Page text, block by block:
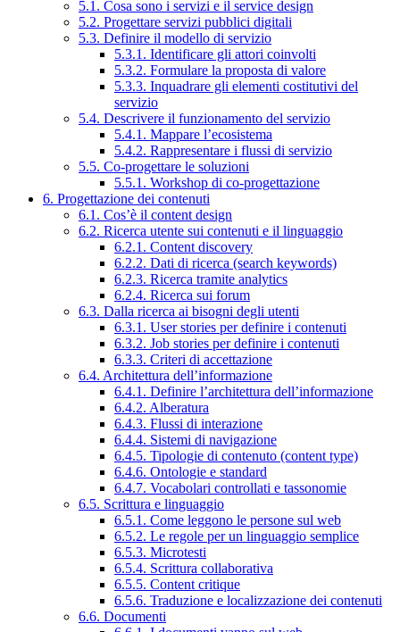
5.1. Cosa sono i servizi e il service design
5.2. Progettare servizi pubblici digitali
5.3. Definire il modello di servizio
5.3.1. Identificare gli attori coinvolti
5.3.2. Formulare la proposta di valore
5.3.3. Inquadrare gli elementi costitutivi del
servizio
5.4. Descrivere il funzionamento del servizio
5.4.1. Mappare l’ecosistema
5.4.2. Rappresentare i flussi di servizio
5.5. Co-progettare le soluzioni
5.5.1. Workshop di co-progettazione
6. Progettazione dei contenuti
6.1. Cos’è il content design
6.2. Ricerca utente sui contenuti e il linguaggio
6.2.1. Content discovery
6.2.2. Dati di ricerca (search keywords)
6.2.3. Ricerca tramite analytics
6.2.4. Ricerca sui forum
6.3. Dalla ricerca ai bisogni degli utenti
6.3.1. User stories per definire i contenuti
6.3.2. Job stories per definire i contenuti
6.3.3. Criteri di accettazione
6.4. Architettura dell’informazione
6.4.1. Definire l’architettura dell’informazione
6.4.2. Alberatura
6.4.3. Flussi di interazione
6.4.4. Sistemi di navigazione
6.4.5. Tipologie di contenuto (content type)
6.4.6. Ontologie e standard
6.4.7. Vocabolari controllati e tassonomie
6.5. Scrittura e linguaggio
6.5.1. Come leggono le persone sul web
6.5.2. Le regole per un linguaggio semplice
6.5.3. Microtesti
6.5.4. Scrittura collaborativa
6.5.5. Content critique
6.5.6. Traduzione e localizzazione dei contenuti
6.6. Documenti